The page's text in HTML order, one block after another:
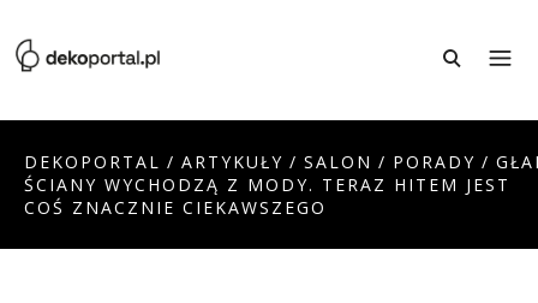
DEKOPORTAL / ARTYKUŁY / SALON / PORADY /
ŚCIANY WYCHODZĄ Z MODY. TERAZ HITEM JEST
COŚ ZNACZNIE CIEKAWSZEGO